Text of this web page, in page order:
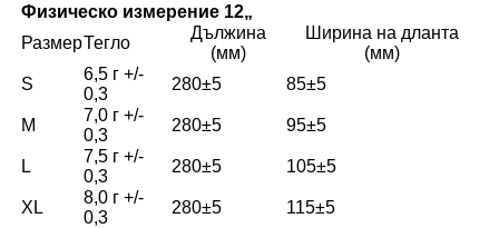
Физическо измерение 12„
РазмерТегло
Дължина
(мм)
Ширина на дланта
(мм)
S
6,5 г +/-
0,3
280±5 85±5
M
7,0 г +/-
0,3
280±5 95±5
L
7,5 г +/-
0,3
280±5 105±5
XL
8,0 г +/-
0,3
280±5 115±5